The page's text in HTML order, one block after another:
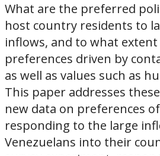
What are the preferred
host country residents to
inflows, and to what
preferences driven by
as well as values such as
This paper addresses
new data on preferences
responding to the large
Venezuelans into their